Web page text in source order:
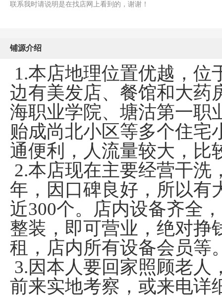
联系我时请说明是在找店网上看到的，谢谢！
铺源介绍
1.本店地理位置优越，位
边有美发店、餐馆和大药
海职业学院、塘沽第一职
贻成尚北小区等多个住宅
通便利，人流量较大，比
2.本店现在主要经营干洗
年，因口碑良好，所以有
近300个。店内设备齐全
整装，即可营业，绝对挣
租，店内所有设备会员等
3.因本人要回家照顾老人
前来实地考察，或来电详